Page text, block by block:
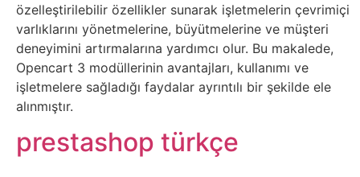
İnternet
İnternetten
Para
Kazanma
özelleştirilebilir özellikler sunarak işletmelerin çevrimiçi
varlıklarını yönetmelerine, büyütmelerine ve müşteri
deneyimini artırmalarına yardımcı olur. Bu makalede,
Opencart 3 modüllerinin avantajları, kullanımı ve
işletmelere sağladığı faydalar ayrıntılı bir şekilde ele
alınmıştır.
prestashop türkçe